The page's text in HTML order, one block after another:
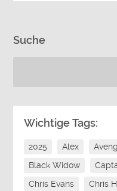
Suche
Wichtige Tags:
2025 Alex
Black Widow
Chris Evans
Chris